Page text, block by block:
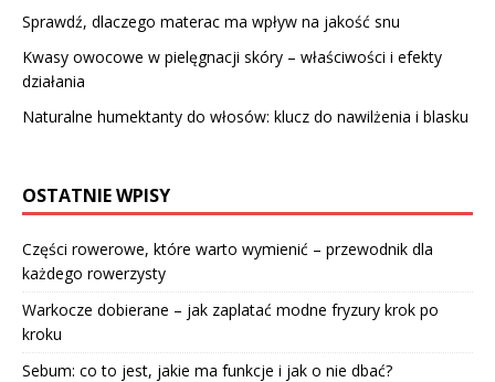
Sprawdź, dlaczego materac ma wpływ na jakość snu
Kwasy owocowe w pielęgnacji skóry – właściwości i efekty
działania
Naturalne humektanty do włosów: klucz do nawilżenia i blasku
OSTATNIE WPISY
Części rowerowe, które warto wymienić – przewodnik dla
każdego rowerzysty
Warkocze dobierane – jak zaplatać modne fryzury krok po
kroku
Sebum: co to jest, jakie ma funkcje i jak o nie dbać?